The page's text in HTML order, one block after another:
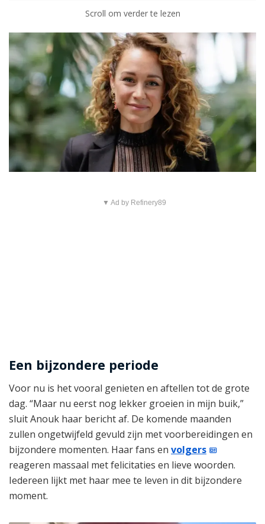
Scroll om verder te lezen
▼ Ad by Refinery89
Een bijzondere periode
Voor nu is het vooral genieten en aftellen tot de grote
dag. “Maar nu eerst nog lekker groeien in mijn buik,”
sluit Anouk haar bericht af. De komende maanden
zullen ongetwijfeld gevuld zijn met voorbereidingen en
bijzondere momenten. Haar fans en volgers
reageren massaal met felicitaties en lieve woorden.
Iedereen lijkt met haar mee te leven in dit bijzondere
moment.